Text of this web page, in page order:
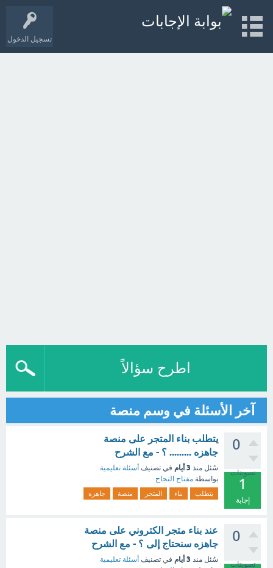
تسجيل الدخول
اطرح سؤالاً
آخر الأسئلة في وسم منصة
0
تصويتات
1
إجابة
يتطلب بناء المتجر على منصة
جاهزه ......... ؟ - مع الشرح
سُئل منذ 3 أيام في تصنيف أسئلة تعليمية
بواسطة مفتاح النجاح
يتطلب بناء المتجر منصة جاهزه
0
تصويتات
عند بناء متجر الكتروني على منصة
جاهزه سنحتاج إلى ؟ - مع الشرح
سُئل منذ 3 أيام في تصنيف أسئلة تعليمية